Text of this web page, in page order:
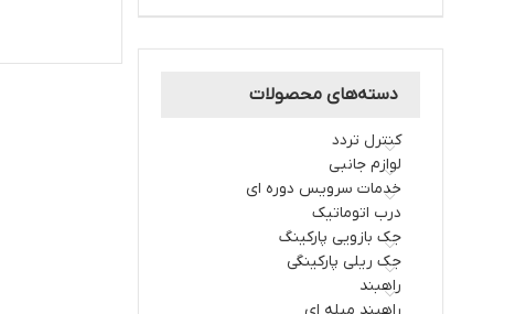
دسته‌های محصولات
کنترل تردد
لوازم جانبی
خدمات سرویس دوره ای
درب اتوماتیک
جک بازویی پارکینگ
جک ریلی پارکینگی
راهبند